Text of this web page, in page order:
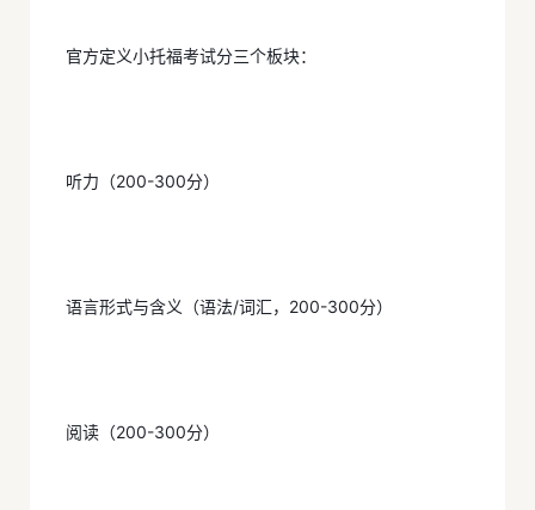
官方定义小托福考试分三个板块：
听力（200-300分）
语言形式与含义（语法/词汇，200-300分）
阅读（200-300分）